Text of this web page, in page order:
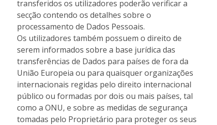
transferidos os utilizadores poderão verificar a
secção contendo os detalhes sobre o
processamento de Dados Pessoais.
Os utilizadores também possuem o direito de
serem informados sobre a base jurídica das
transferências de Dados para países de fora da
União Europeia ou para quaisquer organizações
internacionais regidas pelo direito internacional
público ou formadas por dois ou mais países, tal
como a ONU, e sobre as medidas de segurança
tomadas pelo Proprietário para proteger os seus